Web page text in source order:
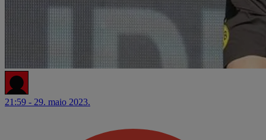
21:59 - 29. maio 2023.